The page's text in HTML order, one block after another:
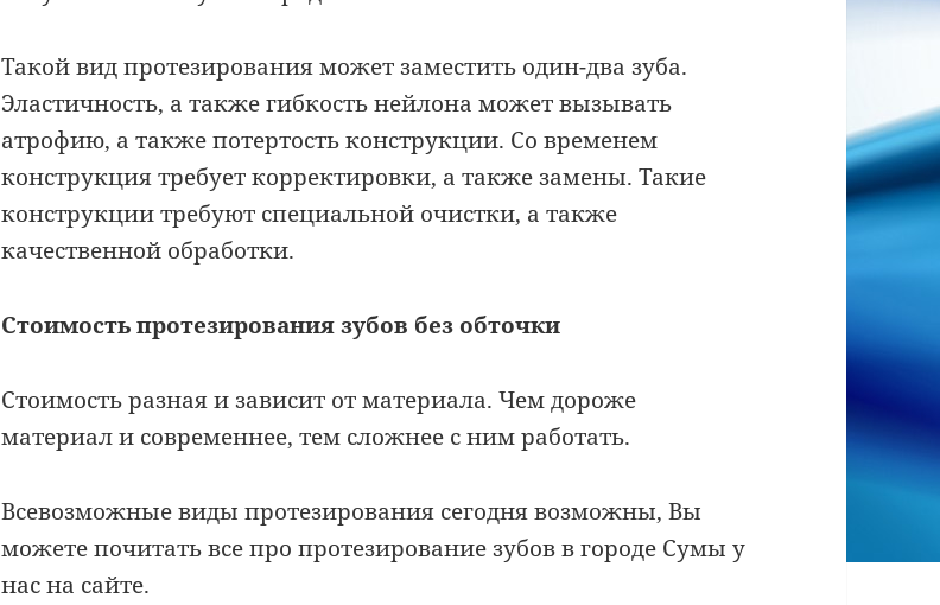
Такой вид протезирования может заместить один-два зуба.
Эластичность, а также гибкость нейлона может вызывать
атрофию, а также потертость конструкции. Со временем
конструкция требует корректировки, а также замены. Такие
конструкции требуют специальной очистки, а также
качественной обработки.
Стоимость протезирования зубов без обточки
Стоимость разная и зависит от материала. Чем дороже
материал и современнее, тем сложнее с ним работать.
Всевозможные виды протезирования сегодня возможны, Вы
можете почитать все про протезирование зубов в городе Сумы у
нас на сайте.